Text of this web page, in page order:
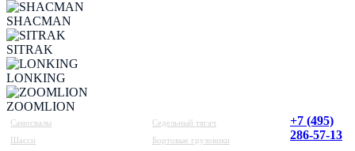
SHACMAN
SITRAK
LONKING
ZOOMLION
Самосвалы
Седельный тягач
Шасси
Бортовые грузовики
+7 (495)
286-57-13